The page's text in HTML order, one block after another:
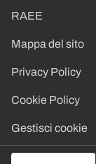
RAEE
Mappa del sito
Privacy Policy
Cookie Policy
Gestisci cookie